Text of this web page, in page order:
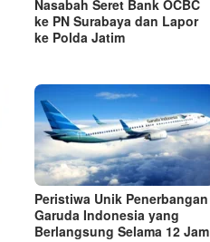
Nasabah Seret Bank OCBC
ke PN Surabaya dan Lapor
ke Polda Jatim
Peristiwa Unik Penerbangan
Garuda Indonesia yang
Berlangsung Selama 12 Jam